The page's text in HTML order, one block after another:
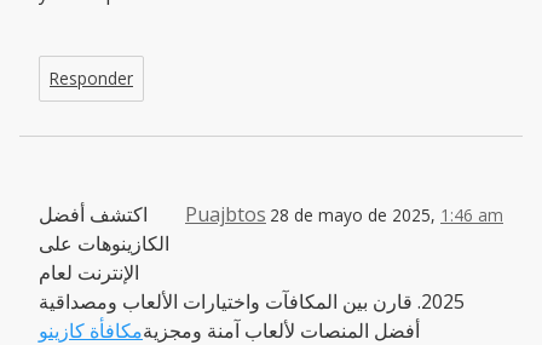
Responder
Puajbtos 28 de mayo de 2025, 1:46 am
اكتشف أفضل
الكازينوهات على
الإنترنت لعام
2025. قارن بين المكافآت واختيارات الألعاب ومصداقية
أفضل المنصات لألعاب آمنة ومجزيةمكافأة كازينو